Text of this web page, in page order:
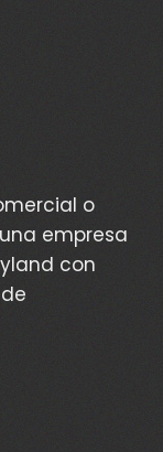
o
una empresa
con